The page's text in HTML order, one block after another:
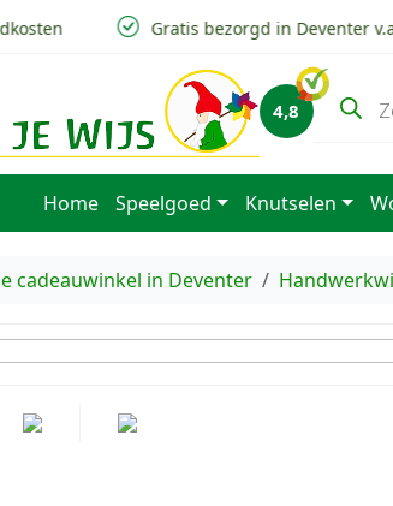
Gratis bezorgd in Deventer v.a
4,8
P
u
t
e
z
o
e
n
Home Speelgoed Knutselen
cadeauwinkel in Deventer